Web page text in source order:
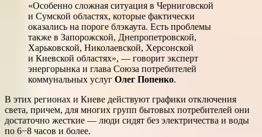
«Особенно сложная ситуация в Черниговской
и Сумской областях, которые фактически
оказались на пороге блэкаута. Есть проблемы
также в Запорожской, Днепропетровской,
Харьковской, Николаевской, Херсонской
и Киевской областях», — говорит эксперт
энергорынка и глава Союза потребителей
коммунальных услуг Олег Попенко.
В этих регионах и Киеве действуют графики отключения
света, причем, для многих групп бытовых потребителей они
достаточно жесткие — люди сидят без электричества и воды
по 6−8 часов и более.